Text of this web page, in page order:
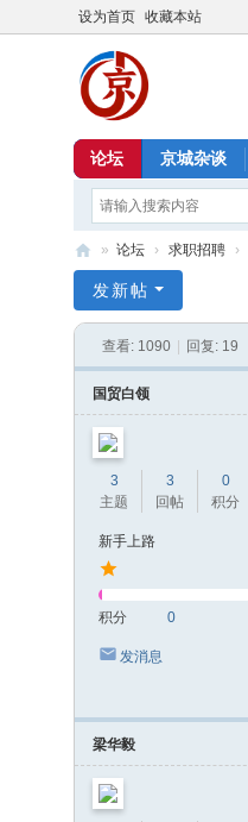
设为首页 收藏本站
论坛 京城杂谈
京
» 论坛 › 求职招聘 ›
发新帖
查看: 1090 回复: 19
国贸白领
3
主题
3
回帖
0
积分
新手上路
积分 0
发消息
梁华毅